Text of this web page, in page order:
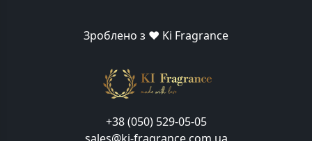
Зроблено з ❤️ Ki Fragrance
+38 (050) 529-05-05